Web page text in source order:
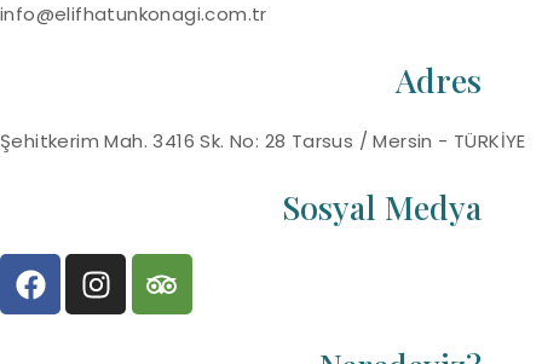
info@elifhatunkonagi.com.tr
Adres
Şehitkerim Mah. 3416 Sk. No: 28 Tarsus / Mersin - TÜRKİYE
Sosyal Medya